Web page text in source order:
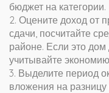
бюджет на категории.
2. Оцените доход от
сдачи, посчитайте
районе. Если это дом
учитывайте
3. Выделите период
вложения на